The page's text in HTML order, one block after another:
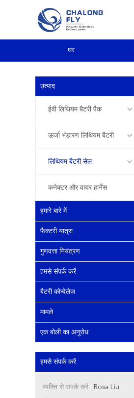
घर
उत्पाद
ईवी लिथियम बैटरी पैक
ऊर्जा भंडारण लिथियम बैटरी
लिथियम बैटरी सेल
कनेक्टर और वायर हार्नेस
हमारे बारे में
फैक्टरी यात्रा
गुणवत्ता नियंत्रण
हमसे संपर्क करें
बैटरी कोन्वेलेज
मामले
एक बोली का अनुरोध
हमसे संपर्क करें
व्यक्ति से संपर्क करें : Rosa Liu